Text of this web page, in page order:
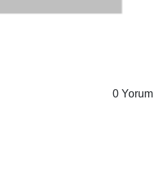
0 Yorum